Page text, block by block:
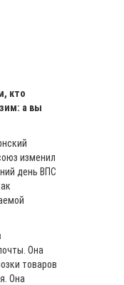
кто
а вы
изменил
день ВПС
Она
товаров
Она